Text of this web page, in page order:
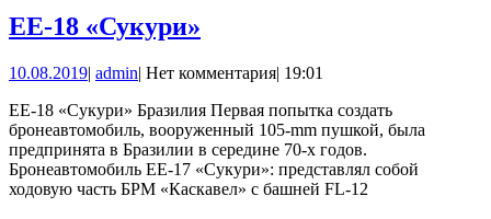
ЕЕ-18 «Сукури»
10.08.201910.08.2019
| adminadmin
| Нет комментария| 19:01
ЕЕ-18 «Сукури» Бразилия Первая попытка создать
бронеавтомобиль, вооруженный 105-mm пушкой, была
предпринята в Бразилии в середине 70-х годов.
Бронеавтомобиль EE-17 «Сукури»: представлял собой
ходовую часть БРМ «Каскавел» с башней FL-12